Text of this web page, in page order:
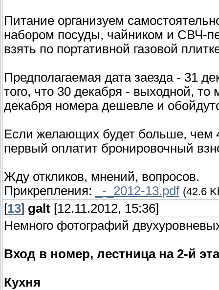
Питание организуем
набором посуды, чайником и СВЧ-
взять по портативной газовой
Предполагаемая дата заезда - 31
того, что 30 декабря - выходной,
декабря номера дешевле и
Если желающих будет больше, чем
первый оплатит бронировочный
Жду откликов, мнений, вопросов.
Прикрепления:
_-_2012-13.pdf (42.6
[13] galt [12.11.2012, 15:36]
Немного фотографий
Вход в номер, лестница на 2-й
Кухня